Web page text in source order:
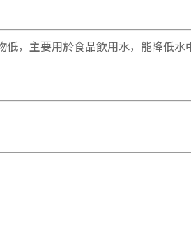
，主要用於食品飲用水，能降低